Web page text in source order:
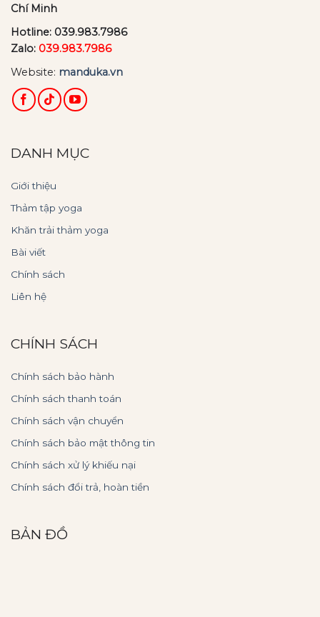
Chí Minh
Hotline: 039.983.7986
Zalo: 039.983.7986
Website: manduka.vn
DANH MỤC
Giới thiệu
Thảm tập yoga
Khăn trải thảm yoga
Bài viết
Chính sách
Liên hệ
CHÍNH SÁCH
Chính sách bảo hành
Chính sách thanh toán
Chính sách vận chuyển
Chính sách bảo mật thông tin
Chính sách xử lý khiếu nại
Chính sách đổi trả, hoàn tiền
BẢN ĐỒ